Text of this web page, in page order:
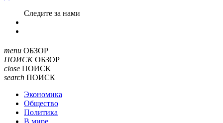
Cледите за нами
menu ОБЗОР
ПОИСК ОБЗОР
close ПОИСК
search ПОИСК
Экономика
Общество
Политика